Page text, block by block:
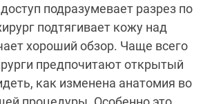
подразумевает разрез по
подтягивает кожу над
хороший обзор. Чаще всего
предпочитают открытый
как изменена анатомия во